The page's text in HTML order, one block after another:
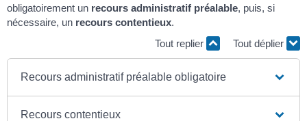
obligatoirement un recours administratif préalable, puis, si
nécessaire, un recours contentieux.
Tout replier
Tout déplier
Recours administratif préalable obligatoire
Recours contentieux